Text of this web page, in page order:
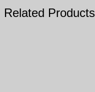
Related Products